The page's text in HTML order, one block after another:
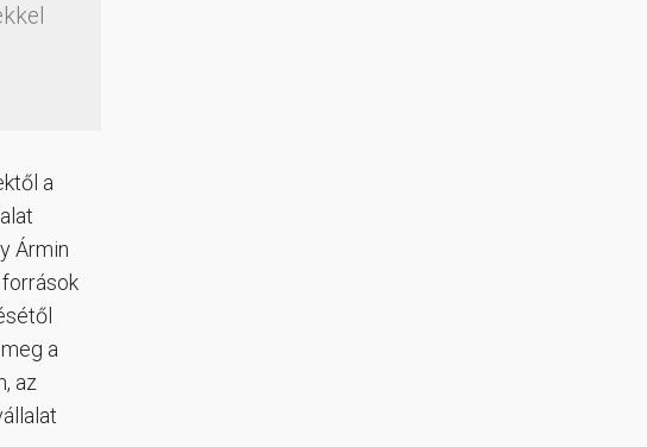
a
Ármin
a
az